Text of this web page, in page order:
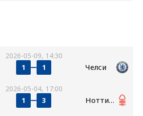
2026-05-09, 14:30
1 1 Челси
2026-05-04, 17:00
1 3 Ноттингем Форест